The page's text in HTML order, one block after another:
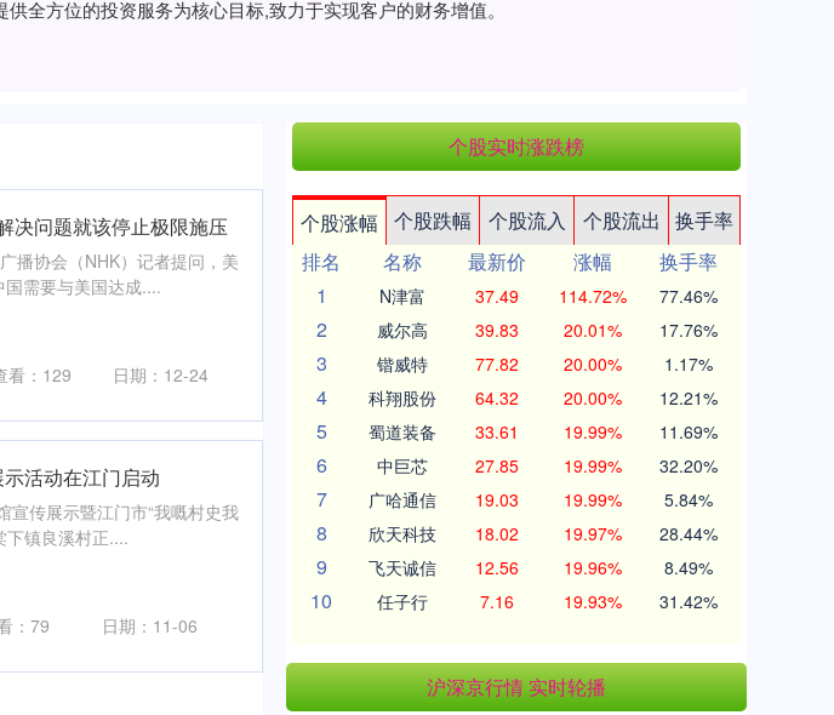
全方位的投资服务为核心目标,致力于实现客户的财务增值。
决问题就该停止极限施压
播协会（NHK）记者提问，美
国需要与美国达成....
看：129 日期：12-24
活动在江门启动
传展示暨江门市“我嘅村史我
下镇良溪村正....
：79 日期：11-06
个股实时涨跌榜
个股涨幅 个股跌幅 个股流入 个股流出
换手率
排名
名称 最新价 涨幅
换手率
1
N津富 37.49 114.72% 77.46%
2 威尔高 39.83 20.01% 17.76%
3 锴威特 77.82 20.00% 1.17%
4 科翔股份 64.32 20.00% 12.21%
5 蜀道装备 33.61 19.99% 11.69%
6 中巨芯 27.85 19.99% 32.20%
7 广哈通信 19.03 19.99% 5.84%
8 欣天科技 18.02 19.97% 28.44%
9 飞天诚信 12.56 19.96% 8.49%
10 任子行 7.16 19.93% 31.42%
沪深京行情 实时轮播